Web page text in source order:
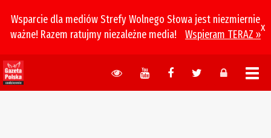
Wsparcie dla mediów Strefy Wolnego Słowa jest niezmiernie
ważne! Razem ratujmy niezależne media!
Wspieram TERAZ »
x